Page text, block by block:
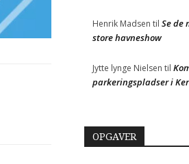
Henrik Madsen til Se de
store havneshow
Jytte lynge Nielsen til
parkeringspladser i
OPGAVER